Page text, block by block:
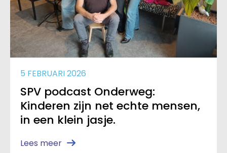
5 FEBRUARI 2026
SPV podcast Onderweg:
Kinderen zijn net echte mensen,
in een klein jasje.
Lees meer